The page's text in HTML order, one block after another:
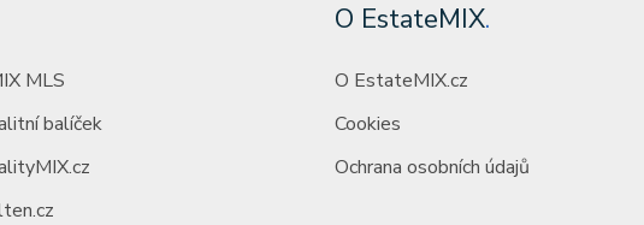
MLS
balíček
O EstateMIX.
O EstateMIX.cz
Cookies
Ochrana osobních údajů